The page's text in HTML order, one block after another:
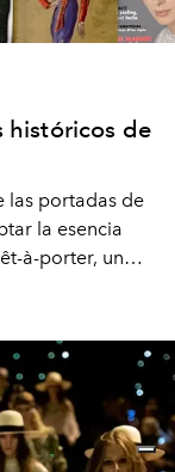
históricos de
las portadas de
la esencia
à-porter, un
y la